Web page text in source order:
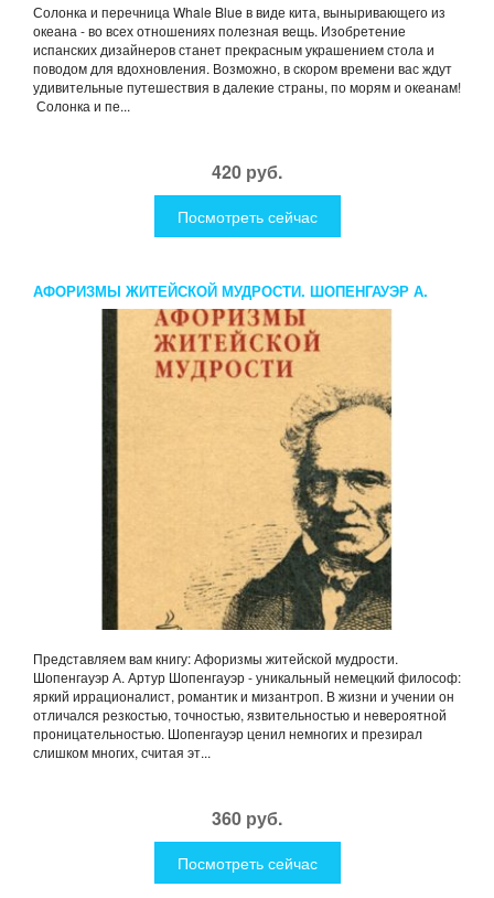
Солонка и перечница Whale Blue в виде кита, выныривающего из
океана - во всех отношениях полезная вещь. Изобретение
испанских дизайнеров станет прекрасным украшением стола и
поводом для вдохновления. Возможно, в скором времени вас ждут
удивительные путешествия в далекие страны, по морям и океанам!
Солонка и пе...
420 руб.
Посмотреть сейчас
АФОРИЗМЫ ЖИТЕЙСКОЙ МУДРОСТИ. ШОПЕНГАУЭР А.
Представляем вам книгу: Афоризмы житейской мудрости.
Шопенгауэр А. Артур Шопенгауэр - уникальный немецкий философ:
яркий иррационалист, романтик и мизантроп. В жизни и учении он
отличался резкостью, точностью, язвительностью и невероятной
проницательностью. Шопенгауэр ценил немногих и презирал
слишком многих, считая эт...
360 руб.
Посмотреть сейчас